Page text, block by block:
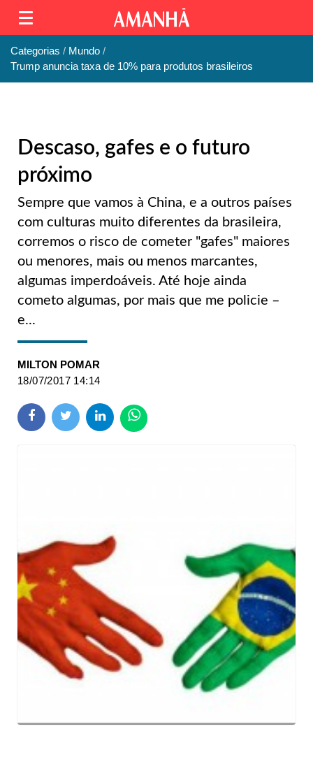
Categorias
Mundo
Trump anuncia taxa de 10% para produtos brasileiros
Descaso, gafes e o futuro
próximo
Sempre que vamos à China, e a outros países
com culturas muito diferentes da brasileira,
corremos o risco de cometer "gafes" maiores
ou menores, mais ou menos marcantes,
algumas imperdoáveis. Até hoje ainda
cometo algumas, por mais que me policie –
e...
MILTON POMAR
18/07/2017 14:14